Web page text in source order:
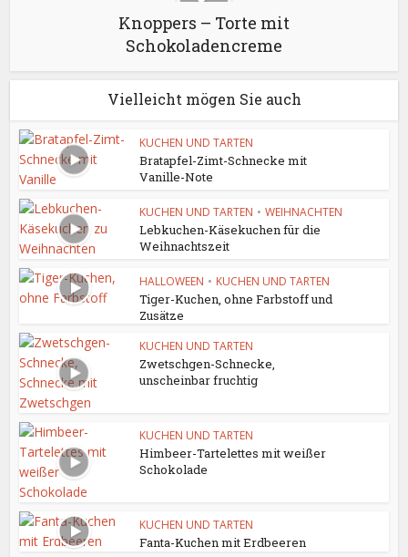
Knoppers – Torte mit
Schokoladencreme
Vielleicht mögen Sie auch
KUCHEN UND TARTEN
Bratapfel-Zimt-Schnecke mit
Vanille-Note
KUCHEN UND TARTEN • WEIHNACHTEN
Lebkuchen-Käsekuchen für die
Weihnachtszeit
HALLOWEEN • KUCHEN UND TARTEN
Tiger-Kuchen, ohne Farbstoff und
Zusätze
KUCHEN UND TARTEN
Zwetschgen-Schnecke,
unscheinbar fruchtig
KUCHEN UND TARTEN
Himbeer-Tartelettes mit weißer
Schokolade
KUCHEN UND TARTEN
Fanta-Kuchen mit Erdbeeren